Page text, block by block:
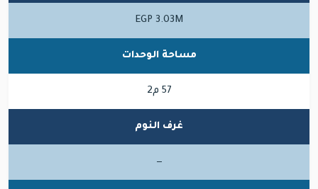
EGP 3.03M
مساحة الوحدات
57 م2
غرف النوم
—